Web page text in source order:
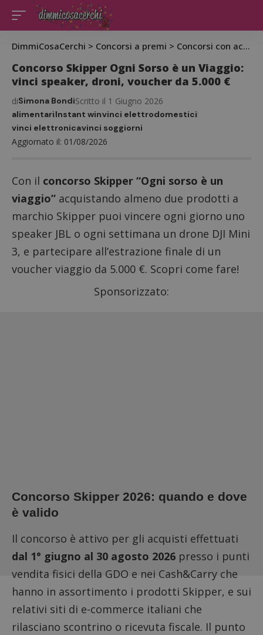
DimmiCosaCerchi > Concorsi a premi > Concorsi con acquisto
Concorso Skipper Ogni Sorso è un Viaggio:
vinci speaker, droni, voucher da 5.000 €
Aggiornato il: 01/08/2026
diSimona BondiScritto il 1 Giugno 2026
alimentariInstant winvinci elettrodomestici
vinci elettronicavinci soggiorni
Con il concorso Skipper “Ogni sorso è un
viaggio” acquistando almeno due prodotti a
marchio Skipper puoi vincere ogni giorno uno
speaker JBL o ogni settimana un drone DJI Mini
3, e partecipare all’estrazione finale di un
voucher viaggio da 5.000 €. Scopri come fare!
Sponsorizzato:
Concorso Skipper 2026: quando e dove
è valido
Il concorso è attivo per gli acquisti effettuati
dal 1° giugno al 30 agosto 2026 presso i punti
vendita fisici della GDO e nei Cash&Carry che
hanno in assortimento i prodotti Skipper, e sui
relativi siti di e-commerce italiani che
rilasciano scontrino o ricevuta fiscale. Il punto